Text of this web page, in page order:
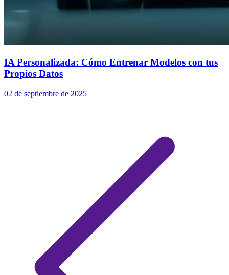
IA Personalizada: Cómo Entrenar Modelos con tus
Propios Datos
02 de septiembre de 2025